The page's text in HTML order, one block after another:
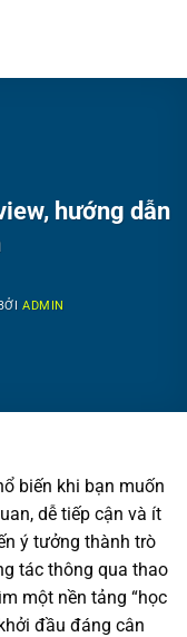
hướng dẫn
BỞI ADMIN
biến khi bạn muốn
dễ tiếp cận và ít
ý tưởng thành trò
tác thông qua thao
một nền tảng “học
đầu đáng cân